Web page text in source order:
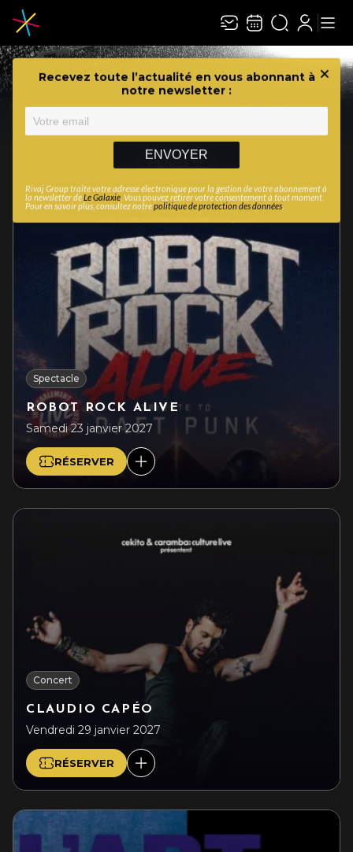
Recevez toute l’actualité en vous abonnant à
notre newsletter :
ENVOYER
Rivaj Group traite votre adresse électronique pour la gestion de votre abonnement à
la newsletter deLe Galaxie. Vous pouvez retirer votre consentement à tout moment.
Pour en savoir plus, consultez notrepolitique de protection des données.
PROGRAMMATION
Spectacle
ROBOT ROCK ALIVE
Samedi 23 janvier 2027
RÉSERVER
Concert
CLAUDIO CAPÉO
Vendredi 29 janvier 2027
RÉSERVER